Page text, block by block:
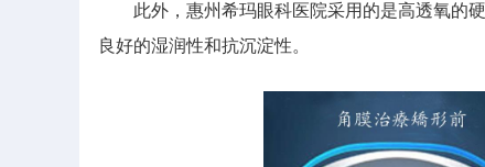
此外，惠州希玛眼科医院采用的是高透氧的硬
良好的湿润性和抗沉淀性。